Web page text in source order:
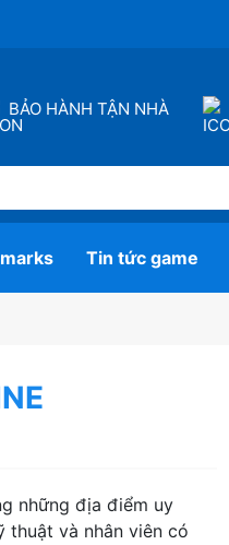
BẢO HÀNH TẬN NHÀ
Tin tức game
những địa điểm uy
thuật và nhân viên có